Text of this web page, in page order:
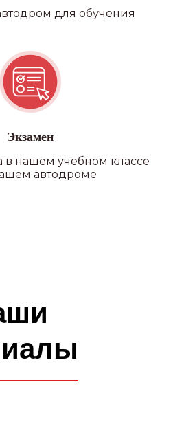
для обучения
Экзамен
в нашем учебном классе
автодроме
для
своих навыков
платежей,
автодрома
экзаменов
обучения
прохождения
медицинской
филиале